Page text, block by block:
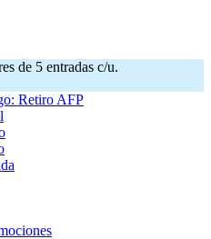
de 5 entradas c/u.
Retiro AFP